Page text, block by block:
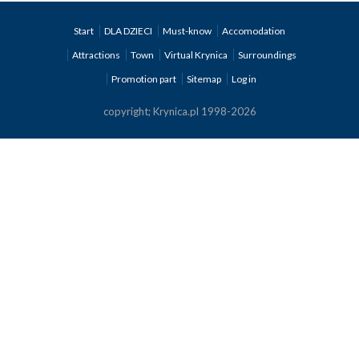
Start DLA DZIECI Must-know
Accomodation
Attractions
Town Virtual Krynica
Surroundings
Promotion part
Sitemap Log in
copyright; Krynica.pl 1998-2026